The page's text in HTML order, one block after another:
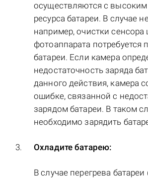
осуществляются с
ресурса батареи. В случае
например, очистки сенсора
фотоаппарата потребуется
батареи. Если камера
недостаточность заряда
данного действия, камера
ошибке, связанной с
зарядом батареи. В таком
необходимо зарядить
Охладите батарею:
В случае перегрева